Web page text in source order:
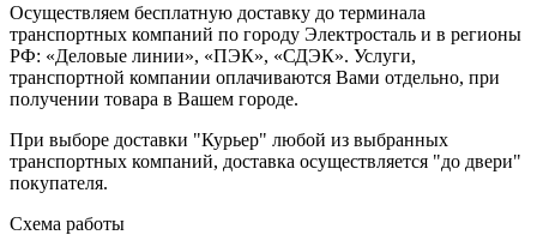
Осуществляем бесплатную доставку до терминала
транспортных компаний по городу Электросталь и в регионы
РФ: «Деловые линии», «ПЭК», «СДЭК». Услуги,
транспортной компании оплачиваются Вами отдельно, при
получении товара в Вашем городе.
При выборе доставки "Курьер" любой из выбранных
транспортных компаний, доставка осуществляется "до двери"
покупателя.
Схема работы